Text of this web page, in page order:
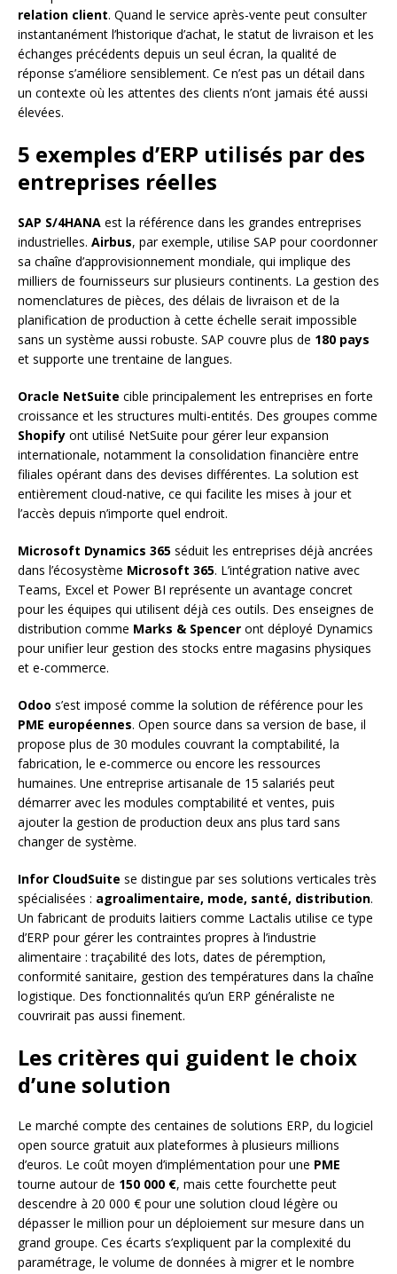
relation client. Quand le service après-vente peut consulter
instantanément l’historique d’achat, le statut de livraison et les
échanges précédents depuis un seul écran, la qualité de
réponse s’améliore sensiblement. Ce n’est pas un détail dans
un contexte où les attentes des clients n’ont jamais été aussi
élevées.
5 exemples d’ERP utilisés par des
entreprises réelles
SAP S/4HANA est la référence dans les grandes entreprises
industrielles. Airbus, par exemple, utilise SAP pour coordonner
sa chaîne d’approvisionnement mondiale, qui implique des
milliers de fournisseurs sur plusieurs continents. La gestion des
nomenclatures de pièces, des délais de livraison et de la
planification de production à cette échelle serait impossible
sans un système aussi robuste. SAP couvre plus de 180 pays
et supporte une trentaine de langues.
Oracle NetSuite cible principalement les entreprises en forte
croissance et les structures multi-entités. Des groupes comme
Shopify ont utilisé NetSuite pour gérer leur expansion
internationale, notamment la consolidation financière entre
filiales opérant dans des devises différentes. La solution est
entièrement cloud-native, ce qui facilite les mises à jour et
l’accès depuis n’importe quel endroit.
Microsoft Dynamics 365 séduit les entreprises déjà ancrées
dans l’écosystème Microsoft 365. L’intégration native avec
Teams, Excel et Power BI représente un avantage concret
pour les équipes qui utilisent déjà ces outils. Des enseignes de
distribution comme Marks & Spencer ont déployé Dynamics
pour unifier leur gestion des stocks entre magasins physiques
et e-commerce.
Odoo s’est imposé comme la solution de référence pour les
PME européennes. Open source dans sa version de base, il
propose plus de 30 modules couvrant la comptabilité, la
fabrication, le e-commerce ou encore les ressources
humaines. Une entreprise artisanale de 15 salariés peut
démarrer avec les modules comptabilité et ventes, puis
ajouter la gestion de production deux ans plus tard sans
changer de système.
Infor CloudSuite se distingue par ses solutions verticales très
spécialisées : agroalimentaire, mode, santé, distribution.
Un fabricant de produits laitiers comme Lactalis utilise ce type
d’ERP pour gérer les contraintes propres à l’industrie
alimentaire : traçabilité des lots, dates de péremption,
conformité sanitaire, gestion des températures dans la chaîne
logistique. Des fonctionnalités qu’un ERP généraliste ne
couvrirait pas aussi finement.
Les critères qui guident le choix
d’une solution
Le marché compte des centaines de solutions ERP, du logiciel
open source gratuit aux plateformes à plusieurs millions
d’euros. Le coût moyen d’implémentation pour une PME
tourne autour de 150 000 €, mais cette fourchette peut
descendre à 20 000 € pour une solution cloud légère ou
dépasser le million pour un déploiement sur mesure dans un
grand groupe. Ces écarts s’expliquent par la complexité du
paramétrage, le volume de données à migrer et le nombre